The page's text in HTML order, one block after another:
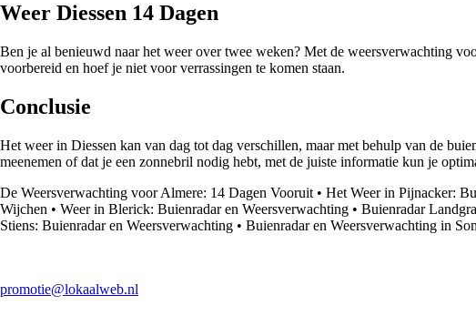
Weer Diessen 14 Dagen
Ben je al benieuwd naar het weer over twee weken? Met de weersverwachting
voorbereid en hoef je niet voor verrassingen te komen staan.
Conclusie
Het weer in Diessen kan van dag tot dag verschillen, maar met behulp van de
meenemen of dat je een zonnebril nodig hebt, met de juiste informatie kun je
De Weersverwachting voor Almere: 14 Dagen Vooruit • Het Weer in Pijnacker:
Wijchen • Weer in Blerick: Buienradar en Weersverwachting • Buienradar
Stiens: Buienradar en Weersverwachting • Buienradar en Weersverwachting in
promotie@lokaalweb.nl